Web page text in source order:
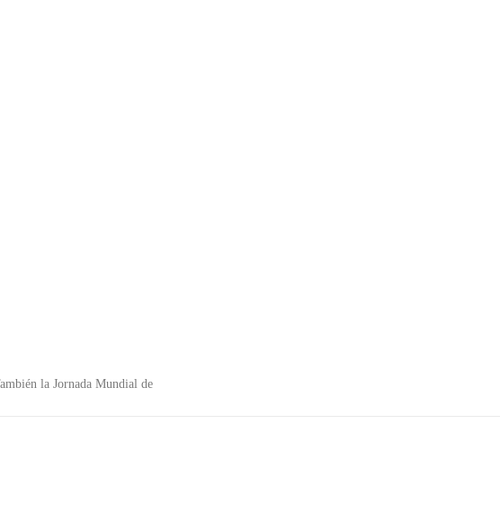
la Jornada Mundial de